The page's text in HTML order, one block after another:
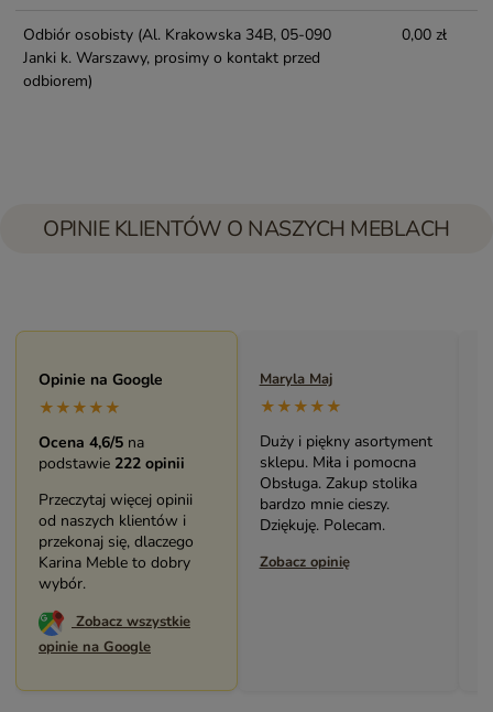
Odbiór osobisty (Al. Krakowska 34B, 05-090
Janki k. Warszawy, prosimy o kontakt przed
odbiorem)
0,00 zł
OPINIE KLIENTÓW O NASZYCH MEBLACH
Opinie na Google
★★★★★
Ocena 4,6/5 na
podstawie 222 opinii
Przeczytaj więcej opinii
od naszych klientów i
przekonaj się, dlaczego
Karina Meble to dobry
wybór.
Zobacz wszystkie
opinie na Google
Maryla Maj
★★★★★
Duży i piękny asortyment
sklepu. Miła i pomocna
Obsługa. Zakup stolika
bardzo mnie cieszy.
Dziękuję. Polecam.
Zobacz opinię